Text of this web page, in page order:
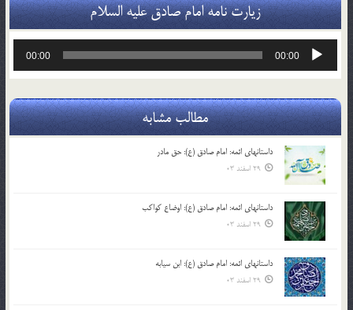
زیارت نامه امام صادق علیه السلام
پخش‌کننده
00:00
00:00
مطالب مشابه
داستانهای ائمه: امام صادق (ع): حق مادر
29 اسفند 03
داستانهای ائمه: امام صادق (ع): اوضاع کواکب
29 اسفند 03
داستانهای ائمه: امام صادق (ع): ابن سیابه
29 اسفند 03